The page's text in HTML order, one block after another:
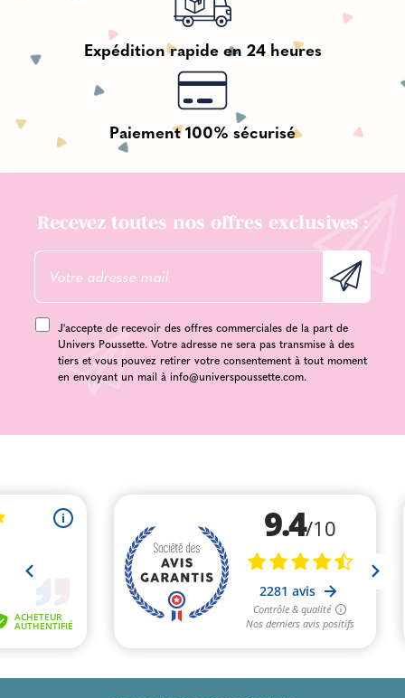
Expédition rapide en 24 heures
Paiement 100% sécurisé
Recevez toutes nos offres exclusives :
J'accepte de recevoir des offres commerciales de la part de
Univers Poussette. Votre adresse ne sera pas transmise à des
tiers et vous pouvez retirer votre consentement à tout moment
en envoyant un mail à info@universpoussette.com.